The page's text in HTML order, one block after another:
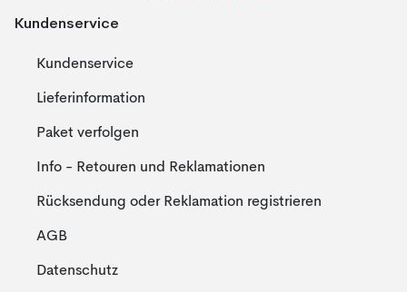
Kundenservice
Kundenservice
Lieferinformation
Paket verfolgen
Info - Retouren und Reklamationen
Rücksendung oder Reklamation registrieren
AGB
Datenschutz